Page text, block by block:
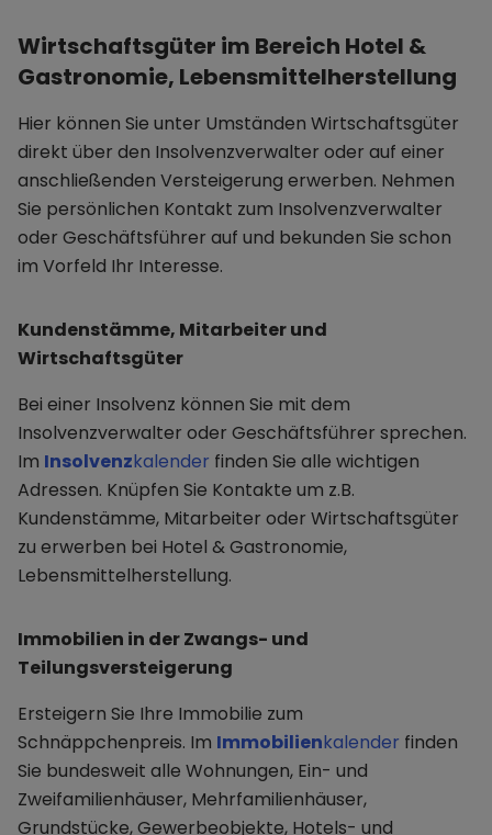
Wirtschaftsgüter im Bereich Hotel &
Gastronomie, Lebensmittelherstellung
Hier können Sie unter Umständen Wirtschaftsgüter
direkt über den Insolvenzverwalter oder auf einer
anschließenden Versteigerung erwerben. Nehmen
Sie persönlichen Kontakt zum Insolvenzverwalter
oder Geschäftsführer auf und bekunden Sie schon
im Vorfeld Ihr Interesse.
Kundenstämme, Mitarbeiter und
Wirtschaftsgüter
Bei einer Insolvenz können Sie mit dem
Insolvenzverwalter oder Geschäftsführer sprechen.
Im Insolvenzkalender finden Sie alle wichtigen
Adressen. Knüpfen Sie Kontakte um z.B.
Kundenstämme, Mitarbeiter oder Wirtschaftsgüter
zu erwerben bei Hotel & Gastronomie,
Lebensmittelherstellung.
Immobilien in der Zwangs- und
Teilungsversteigerung
Ersteigern Sie Ihre Immobilie zum
Schnäppchenpreis. Im Immobilienkalender finden
Sie bundesweit alle Wohnungen, Ein- und
Zweifamilienhäuser, Mehrfamilienhäuser,
Grundstücke, Gewerbeobjekte, Hotels- und